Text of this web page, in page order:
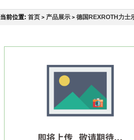
当前位置: 首页 > 产品展示 > 德国REXROTH力士